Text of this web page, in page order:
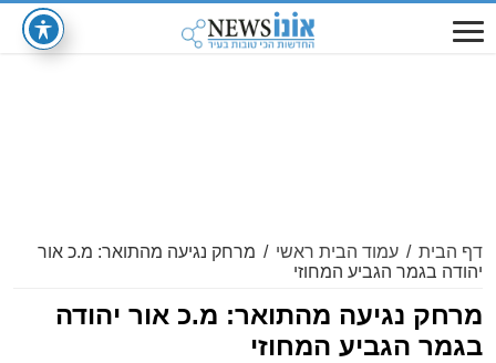
דף הבית / עמוד הבית ראשי / מרחק נגיעה מהתואר: מ.כ אור
יהודה בגמר הגביע המחוזי
מרחק נגיעה מהתואר: מ.כ אור יהודה
בגמר הגביע המחוזי